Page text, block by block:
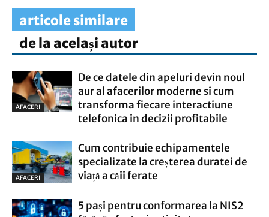
articole similare
de la același autor
AFACERI
De ce datele din apeluri devin noul
aur al afacerilor moderne si cum
transforma fiecare interactiune
telefonica in decizii profitabile
AFACERI
Cum contribuie echipamentele
specializate la creșterea duratei de
viață a căii ferate
5 pași pentru conformarea la NIS2